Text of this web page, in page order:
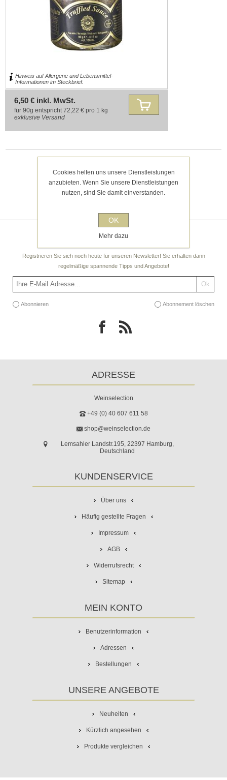
Hinweis auf Allergene und Lebensmittel-
Informationen im Steckbrief.
6,50 € inkl. MwSt.
für 90g entspricht 72,22 € pro 1 kg
exklusive Versand
Kategorien
Registrieren Sie sich noch heute für unseren Newsletter! Sie erhalten dann
regelmäßige spannende Tipps und Angebote!
Abonnieren Abonnement löschen
ADRESSE
Weinselection
+49 (0) 40 607 611 58
shop@weinselection.de
Lemsahler Landstr.195, 22397 Hamburg,
Deutschland
KUNDENSERVICE
Über uns
Häufig gestellte Fragen
Impressum
AGB
Widerrufsrecht
Sitemap
MEIN KONTO
Benutzerinformation
Adressen
Bestellungen
UNSERE ANGEBOTE
Neuheiten
Kürzlich angesehen
Produkte vergleichen
Cookies helfen uns unsere Dienstleistungen
anzubieten. Wenn Sie unsere Dienstleistungen
nutzen, sind Sie damit einverstanden.
OK
Mehr dazu